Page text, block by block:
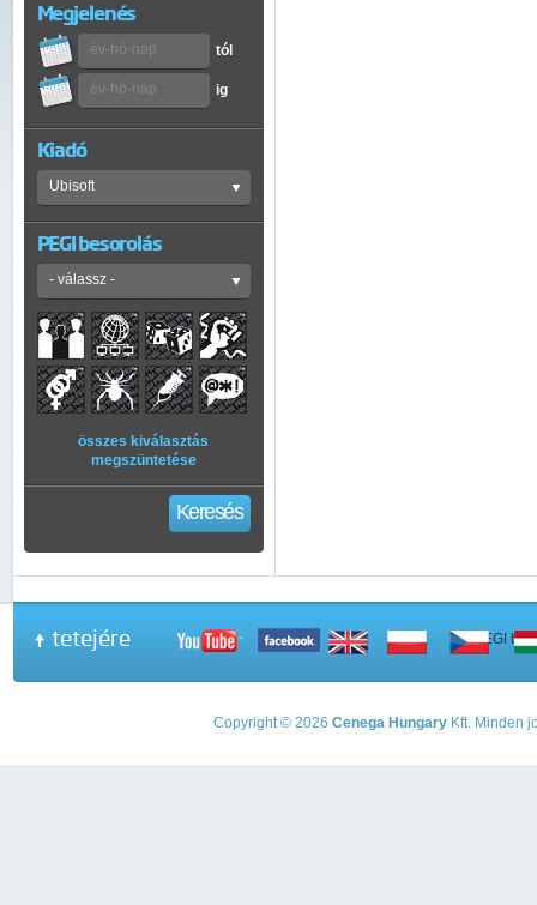
Megjelenés
tól
ig
Kiadó
PEGI besorolás
összes kiválasztás
megszüntetése
Keresés
tetejére A PEGI
Copyright © 2026 Cenega Hungary Kft. Minden